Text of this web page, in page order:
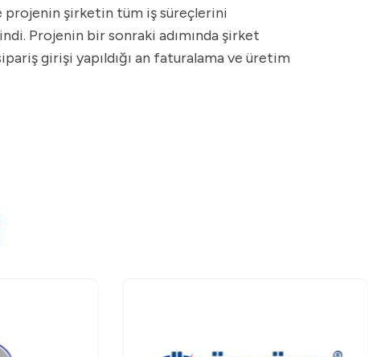
projenin şirketin tüm iş süreçlerini
Projenin bir sonraki adımında şirket
girişi yapıldığı an faturalama ve üretim